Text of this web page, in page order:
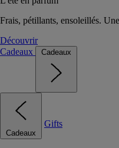
Frais, pétillants, ensoleillés.
Découvrir
Cadeaux
Cadeaux
Cadeaux
Gifts